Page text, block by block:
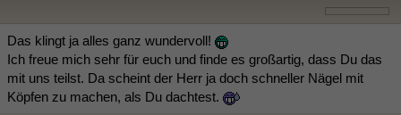
Das klingt ja alles ganz wundervoll!
Ich freue mich sehr für euch und finde es großartig, dass Du das
mit uns teilst. Da scheint der Herr ja doch schneller Nägel mit
Köpfen zu machen, als Du dachtest.